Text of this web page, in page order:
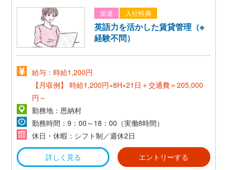
派遣 入社特典
英語力を活かした賃貸管理（※
経験不問）
給与：時給1,200円
【月収例】 時給1,200円×8H×21日＋交通費＝205,000
円～
勤務地：恩納村
勤務時間：9：00～18：00（実働8時間）
休日・休暇：シフト制／週休2日
詳しく見る エントリーする